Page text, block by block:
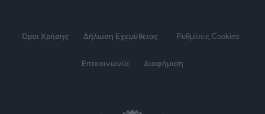
Όροι Χρήσης Δήλωση Εχεμύθειας Ρυθμίσεις Cookies
Επικοινωνία Διαφήμιση